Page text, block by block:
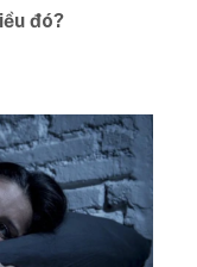
đó?